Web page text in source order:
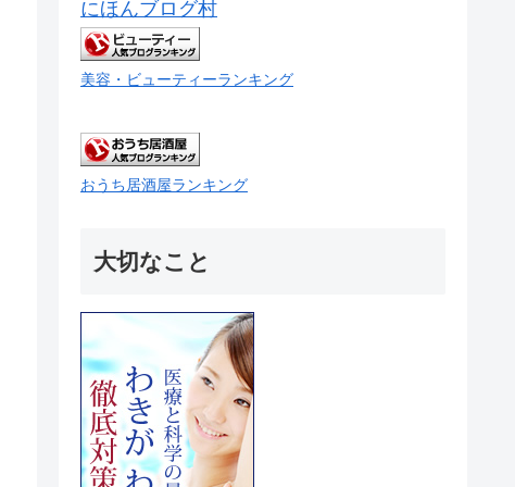
にほんブログ村
美容・ビューティーランキング
おうち居酒屋ランキング
大切なこと